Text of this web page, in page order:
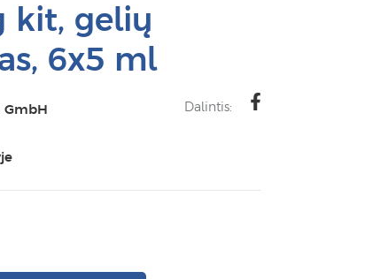
kit, gelių
6x5 ml
GmbH
Dalintis: